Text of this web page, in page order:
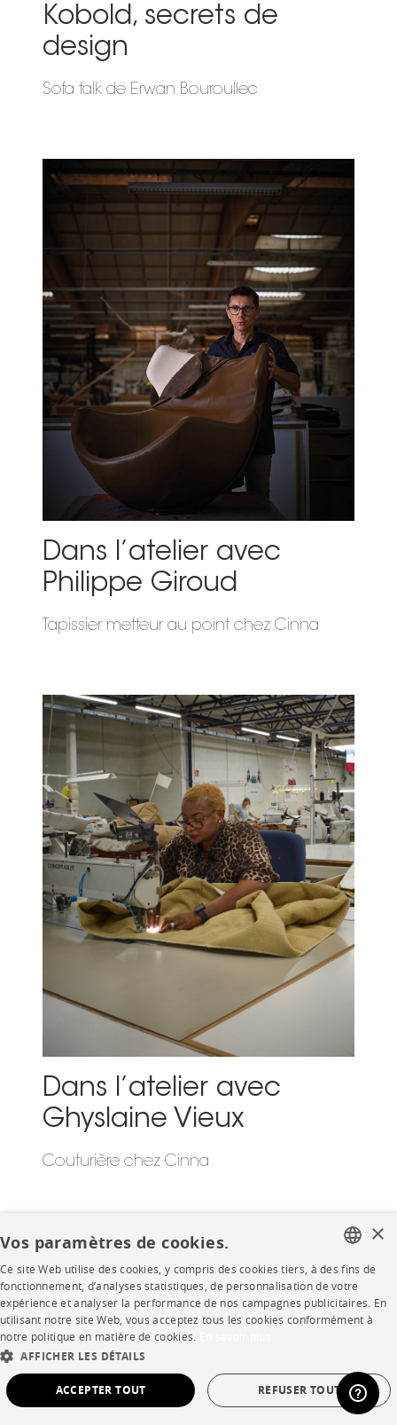
Kobold, secrets de
design
Sofa talk de Erwan Bouroullec
Dans l’atelier avec
Philippe Giroud
Tapissier metteur au point chez Cinna
Dans l’atelier avec
Ghyslaine Vieux
Couturière chez Cinna
Découvrez le
dernier numéro du
FRENCH
ENGLISH
SPANISH
×
Vos paramètres de cookies.
Ce site Web utilise des cookies, y compris des cookies tiers, à des fins de
fonctionnement, d’analyses statistiques, de personnalisation de votre
expérience et analyser la performance de nos campagnes publicitaires. En
utilisant notre site Web, vous acceptez tous les cookies conformément à
notre politique en matière de cookies.
AFFICHER LES DÉTAILS
ACCEPTER TOUT REFUSER TOUT